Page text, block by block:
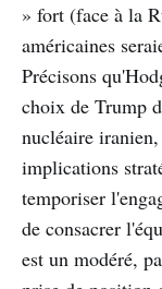
» fort (face à la
américaines
Précisons
choix de Trump
nucléaire
implications
temporiser
de consacrer
est un modéré,